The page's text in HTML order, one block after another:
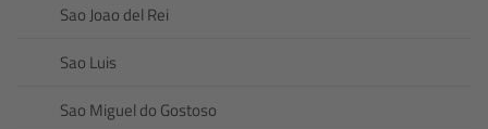
Sao Joao del Rei
Sao Luis
Sao Miguel do Gostoso